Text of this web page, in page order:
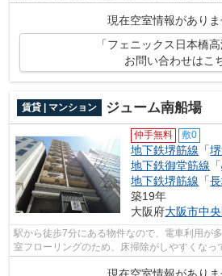
があるお部屋用意しています☆こちらは...
現在空室情報がありま
「フェニックス日本橋
お問い合わせはこ
賃貸 | マンション ジューム南船場
仲手無料 敷0
地下鉄堺筋線 「
地下鉄御堂筋線 「
地下鉄堺筋線 「
築19年
大阪府大阪市中
駅から徒歩7分にある物件なので、電車利用が
室フローリングのため、床掃除がしやすくなっ